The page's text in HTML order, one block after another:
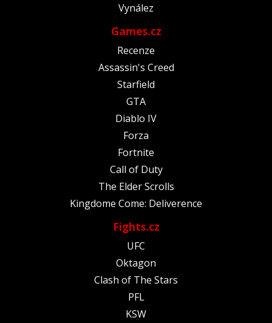
Vynález
Games.cz
Recenze
Assassin's Creed
Starfield
GTA
Diablo IV
Forza
Fortnite
Call of Duty
The Elder Scrolls
Kingdome Come: Deliverence
Fights.cz
UFC
Oktagon
Clash of The Stars
PFL
KSW